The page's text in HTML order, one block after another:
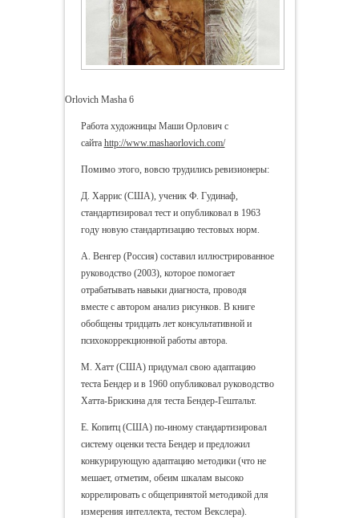
Orlovich Masha 6
Работа художницы Маши Орлович с
сайта http://www.mashaorlovich.com/
Помимо этого, вовсю трудились ревизионеры:
Д. Харрис (США), ученик Ф. Гудинаф,
стандартизировал тест и опубликовал в 1963
году новую стандартизацию тестовых норм.
А. Венгер (Россия) составил иллюстрированное
руководство (2003), которое помогает
отрабатывать навыки диагноста, проводя
вместе с автором анализ рисунков. В книге
обобщены тридцать лет консультативной и
психокоррекционной работы автора.
М. Хатт (США) придумал свою адаптацию
теста Бендер и в 1960 опубликовал руководство
Хатта-Брискина для теста Бендер-Гештальт.
Е. Копитц (США) по-иному стандартизировал
систему оценки теста Бендер и предложил
конкурирующую адаптацию методики (что не
мешает, отметим, обеим шкалам высоко
коррелировать с общепринятой методикой для
измерения интеллекта, тестом Векслера).